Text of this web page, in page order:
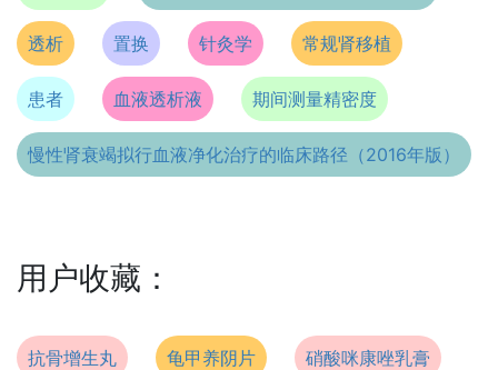
透析 置换 针灸学 常规肾移植
患者 血液透析液 期间测量精密度
慢性肾衰竭拟行血液净化治疗的临床路径（2016年版）
用户收藏：
抗骨增生丸 龟甲养阴片 硝酸咪康唑乳膏